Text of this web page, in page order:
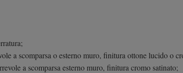
a scomparsa o esterno muro, finitura ottone lucido o
a scomparsa esterno muro, finitura cromo satinato;